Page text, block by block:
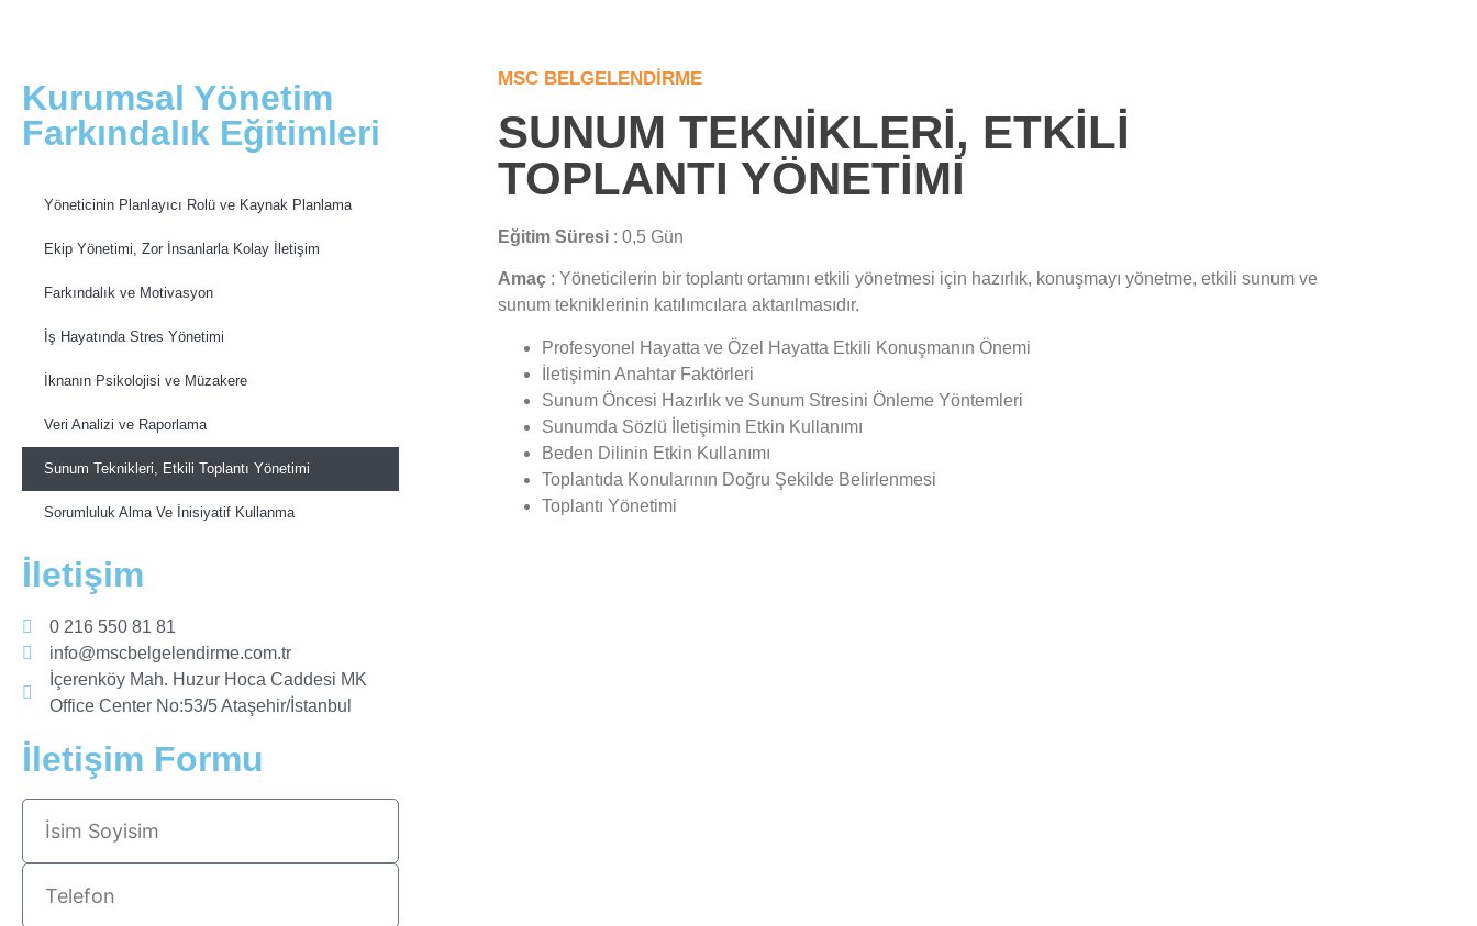
Kurumsal Yönetim
Farkındalık Eğitimleri
Yöneticinin Planlayıcı Rolü ve Kaynak Planlama
Ekip Yönetimi, Zor İnsanlarla Kolay İletişim
Farkındalık ve Motivasyon
İş Hayatında Stres Yönetimi
İknanın Psikolojisi ve Müzakere
Veri Analizi ve Raporlama
Sunum Teknikleri, Etkili Toplantı Yönetimi
Sorumluluk Alma Ve İnisiyatif Kullanma
İletişim
0 216 550 81 81
info@mscbelgelendirme.com.tr
İçerenköy Mah. Huzur Hoca Caddesi MK
Office Center No:53/5 Ataşehir/İstanbul
İletişim Formu
MSC BELGELENDIRME
SUNUM TEKNIKLERI, ETKILI
TOPLANTI YÖNETIMI
Eğitim Süresi: 0,5 Gün
Amaç: Yöneticilerin bir toplantı ortamını etkili yönetmesi için hazırlık, konuşmayı yönetme, etkili sunum ve
sunum tekniklerinin katılımcılara aktarılmasıdır.
Profesyonel Hayatta ve Özel Hayatta Etkili Konuşmanın Önemi
İletişimin Anahtar Faktörleri
Sunum Öncesi Hazırlık ve Sunum Stresini Önleme Yöntemleri
Sunumda Sözlü İletişimin Etkin Kullanımı
Beden Dilinin Etkin Kullanımı
Toplantıda Konularının Doğru Şekilde Belirlenmesi
Toplantı Yönetimi